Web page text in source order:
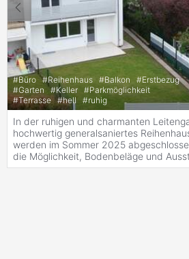
#Büro #Reihenhaus #Balkon #Erstbezug
#Garten #Keller #Parkmöglichkeit
#Terrasse #hell #ruhig
In der ruhigen und charmanten
hochwertig generalsaniertes
werden im Sommer 2025
die Möglichkeit, Bodenbeläge und